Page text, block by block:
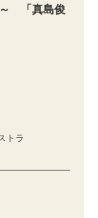
～ 「真島俊
トラ